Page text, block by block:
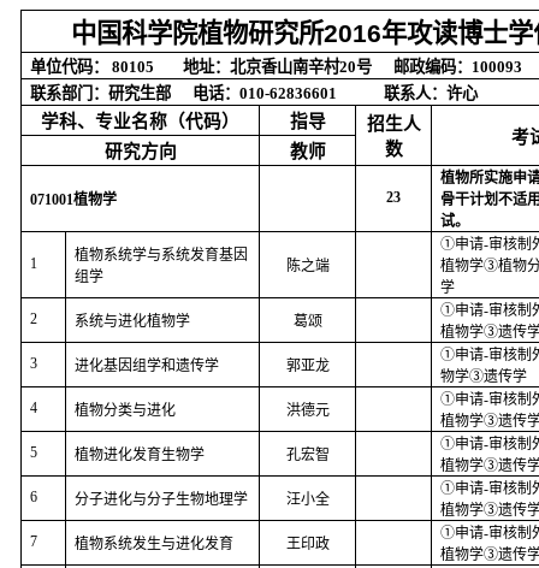
中国科学院植物研究所2016年攻读博士
单位代码： 80105地址：北京香山南辛村20号 邮政编码：
联系部门：研究生部
电话：010-62836601联系人：许心
学科、专业名称（代码） 指导
招生人
数
考
研究方向 教师
071001植物学 23
植物所实施申
骨干计划不适
试。
1
植物系统学与系统发育基因
组学
陈之端
①申请-审核制
植物学③植物
学
2
系统与进化植物学 葛颂
①申请-审核制
植物学③遗传
3
进化基因组学和遗传学 郭亚龙
①申请-审核制
物学③遗传学
4
植物分类与进化 洪德元
①申请-审核制
植物学③遗传
5
植物进化发育生物学 孔宏智
①申请-审核制
植物学③遗传
6
分子进化与分子生物地理学 汪小全
①申请-审核制
植物学③遗传
7
植物系统发生与进化发育 王印政
①申请-审核制
植物学③遗传